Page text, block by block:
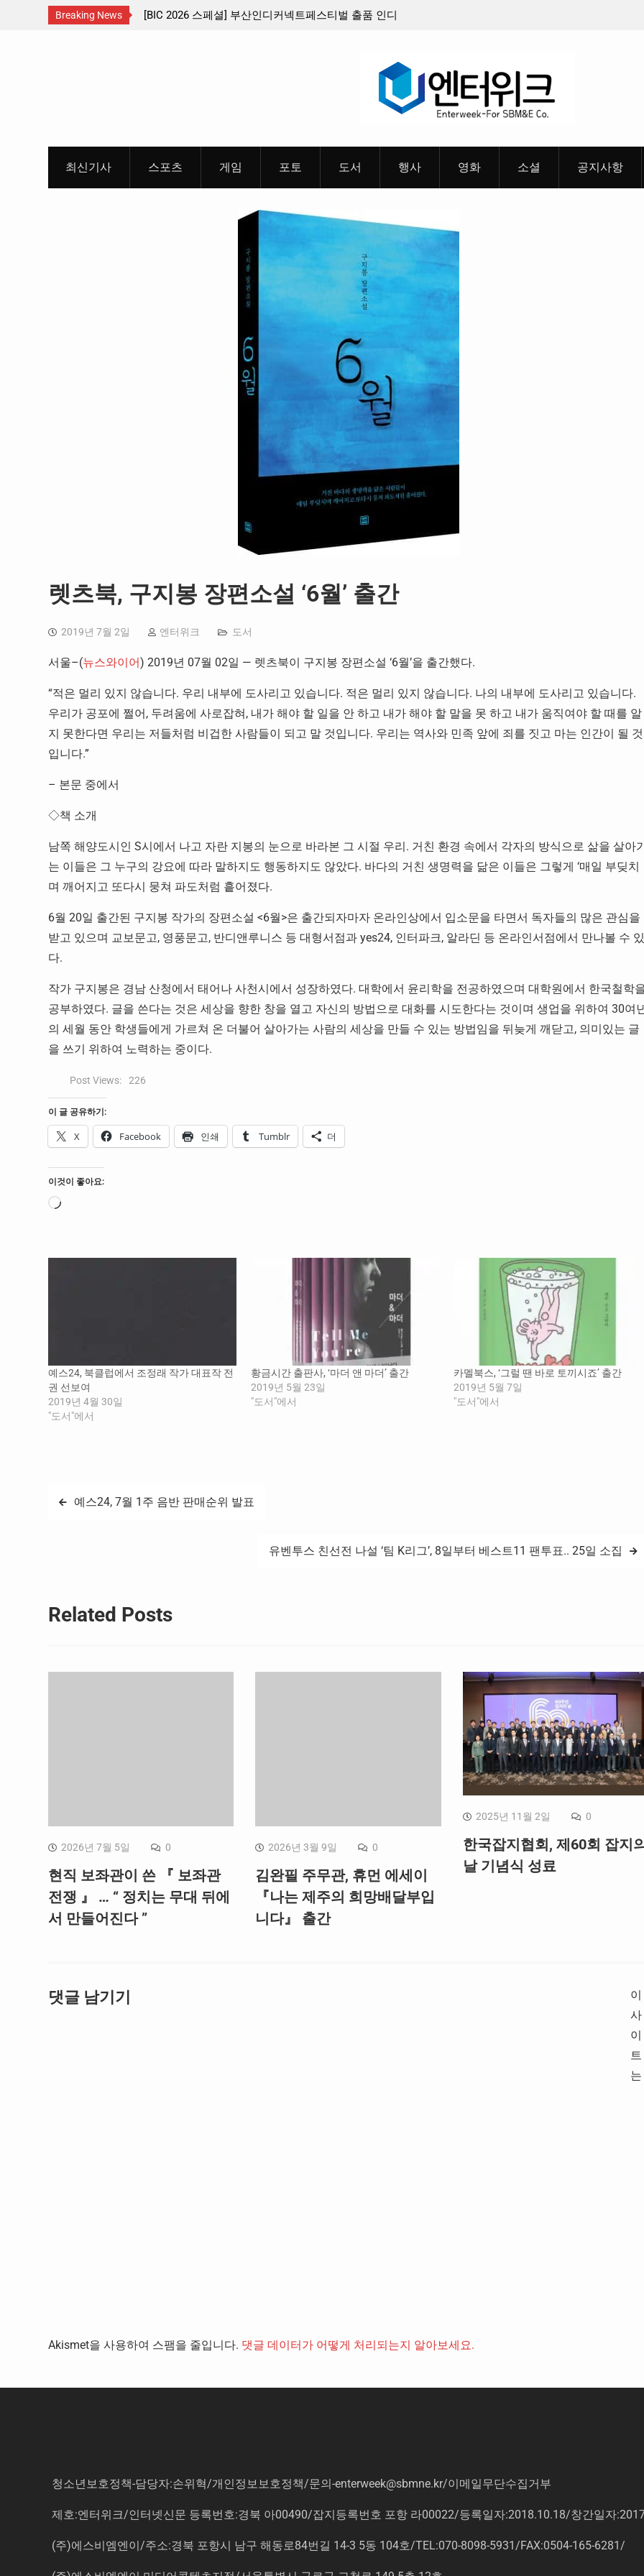
Breaking News
[BIC 2026 스페셜] 부산인디커넥트페스티벌 출품 인디
판타지 케이팝 애니메이션 ‘고스트밴드’ 8월 26일(수)
최신기사 스포츠 게임 포토 도서 행사 영화 소셜 공지사항
렛츠북, 구지봉 장편소설 ‘6월’ 출간
2019년 7월 2일 엔터위크 도서
서울–(뉴스와이어) 2019년 07월 02일 — 렛츠북이 구지봉 장편소설 ‘6월’을 출간했다.
“적은 멀리 있지 않습니다. 우리 내부에 도사리고 있습니다. 적은 멀리 있지 않습니다. 나의 내부에 도사리고 있습니다.
우리가 공포에 쩔어, 두려움에 사로잡혀, 내가 해야 할 일을 안 하고 내가 해야 할 말을 못 하고 내가 움직여야 할 때를 알
지 못한다면 우리는 저들처럼 비겁한 사람들이 되고 말 것입니다. 우리는 역사와 민족 앞에 죄를 짓고 마는 인간이 될 것
입니다.”
– 본문 중에서
◇책 소개
남쪽 해양도시인 S시에서 나고 자란 지봉의 눈으로 바라본 그 시절 우리. 거친 환경 속에서 각자의 방식으로 삶을 살아
는 이들은 그 누구의 강요에 따라 말하지도 행동하지도 않았다. 바다의 거친 생명력을 닮은 이들은 그렇게 ‘매일 부딪치
며 깨어지고 또다시 뭉쳐 파도처럼 흩어졌다.
6월 20일 출간된 구지봉 작가의 장편소설 <6월>은 출간되자마자 온라인상에서 입소문을 타면서 독자들의 많은 관심을
받고 있으며 교보문고, 영풍문고, 반디앤루니스 등 대형서점과 yes24, 인터파크, 알라딘 등 온라인서점에서 만나볼 수 있
다.
작가 구지봉은 경남 산청에서 태어나 사천시에서 성장하였다. 대학에서 윤리학을 전공하였으며 대학원에서 한국철학
공부하였다. 글을 쓴다는 것은 세상을 향한 창을 열고 자신의 방법으로 대화를 시도한다는 것이며 생업을 위하여 30여
의 세월 동안 학생들에게 가르쳐 온 더불어 살아가는 사람의 세상을 만들 수 있는 방법임을 뒤늦게 깨닫고, 의미있는 글
을 쓰기 위하여 노력하는 중이다.
Post Views: 226
이 글 공유하기:
X Facebook 인쇄 Tumblr 더
이것이 좋아요:
로
예스24, 북클럽에서 조정래 작가 대표작 전
권 선보여
2019년 4월 30일
"도서"에서
황금시간 출판사, ‘마더 앤 마더’ 출간
2019년 5월 23일
"도서"에서
카멜북스, ‘그럴 땐 바로 토끼시죠’ 출간
2019년 5월 7일
"도서"에서
글 예스24, 7월 1주 음반 판매순위 발표
유벤투스 친선전 나설 ‘팀 K리그’, 8일부터 베스트11 팬투표.. 25일 소집
Related Posts
2026년 7월 5일 0
현직 보좌관이 쓴 『 보좌관
전쟁 』 … “ 정치는 무대 뒤에
서 만들어진다 ”
2026년 3월 9일 0
김완필 주무관, 휴먼 에세이
『나는 제주의 희망배달부입
니다』 출간
2025년 11월 2일 0
한국잡지협회, 제60회 잡지
날 기념식 성료
댓글 남기기
이
사
이
트
는
Akismet을 사용하여 스팸을 줄입니다. 댓글 데이터가 어떻게 처리되는지 알아보세요.
청소년보호정책-담당자:손위혁/개인정보보호정책/문의-enterweek@sbmne.kr/이메일무단수집거부
제호:엔터위크/인터넷신문 등록번호:경북 아00490/잡지등록번호 포항 라00022/등록일자:2018.10.18/창간일자
(주)에스비엠엔이/주소:경북 포항시 남구 해동로84번길 14-3 5동 104호/TEL:070-8098-5931/FAX:0504-165-6281/